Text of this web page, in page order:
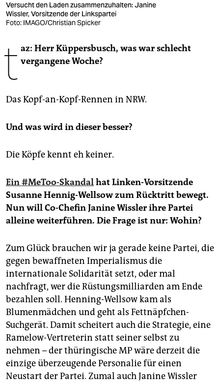
shop
fragen & hilfe
unterstützen
epaper login
Versucht den Laden zusammenzuhalten: Janine
Wissler, Vorsitzende der Linkspartei
Foto: IMAGO/Christian Spicker
t az: Herr Küppersbusch, was war schlecht
vergangene Woche?
Das Kopf-an-Kopf-Rennen in NRW.
Und was wird in dieser besser?
Die Köpfe kennt eh keiner.
Ein #MeToo-Skandalhat Linken-Vorsitzende
Susanne Hennig-Wellsow zum Rücktritt bewegt.
Nun will Co-Chefin Janine Wissler ihre Partei
alleine weiterführen. Die Frage ist nur: Wohin?
Zum Glück brauchen wir ja gerade keine Partei, die
gegen bewaffneten Imperialismus die
internationale Solidarität setzt, oder mal
nachfragt, wer die Rüstungsmilliarden am Ende
bezahlen soll. Henning-Wellsow kam als
Blumenmädchen und geht als Fettnäpfchen-
Suchgerät. Damit scheitert auch die Strategie, eine
Ramelow-Vertreterin statt seiner selbst zu
nehmen – der thüringische MP wäre derzeit die
einzige überzeugende Personalie für einen
Neustart der Partei. Zumal auch Janine Wissler